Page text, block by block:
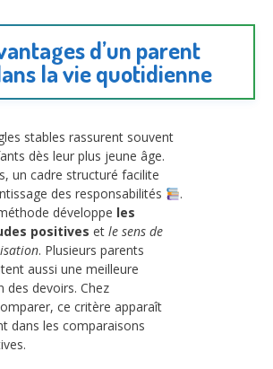
d’un parent
la vie quotidienne
stables rassurent souvent
dès leur plus jeune âge.
un cadre structuré facilite
des responsabilités
.
développe les
positives et le sens de
. Plusieurs parents
aussi une meilleure
des devoirs. Chez
ce critère apparaît
dans les comparaisons